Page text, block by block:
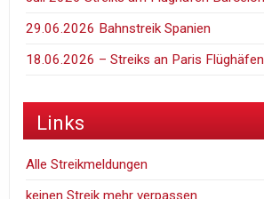
29.06.2026 Bahnstreik Spanien
18.06.2026 – Streiks an Paris Flüghäfen
Links
Alle Streikmeldungen
keinen Streik mehr verpassen